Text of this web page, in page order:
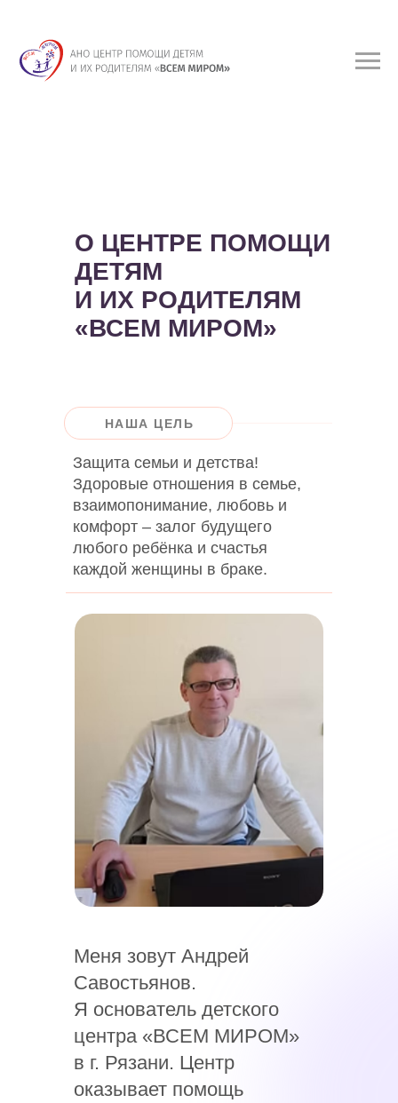
О ЦЕНТРЕ ПОМОЩИ
ДЕТЯМ
И ИХ РОДИТЕЛЯМ
«ВСЕМ МИРОМ»
Меня зовут Андрей
Савостьянов.
Я основатель детского
центра «ВСЕМ МИРОМ»
в г. Рязани. Центр
оказывает помощь
НАША ЦЕЛЬ
Защита семьи и детства!
Здоровые отношения в семье,
взаимопонимание, любовь и
комфорт – залог будущего
любого ребёнка и счастья
каждой женщины в браке.